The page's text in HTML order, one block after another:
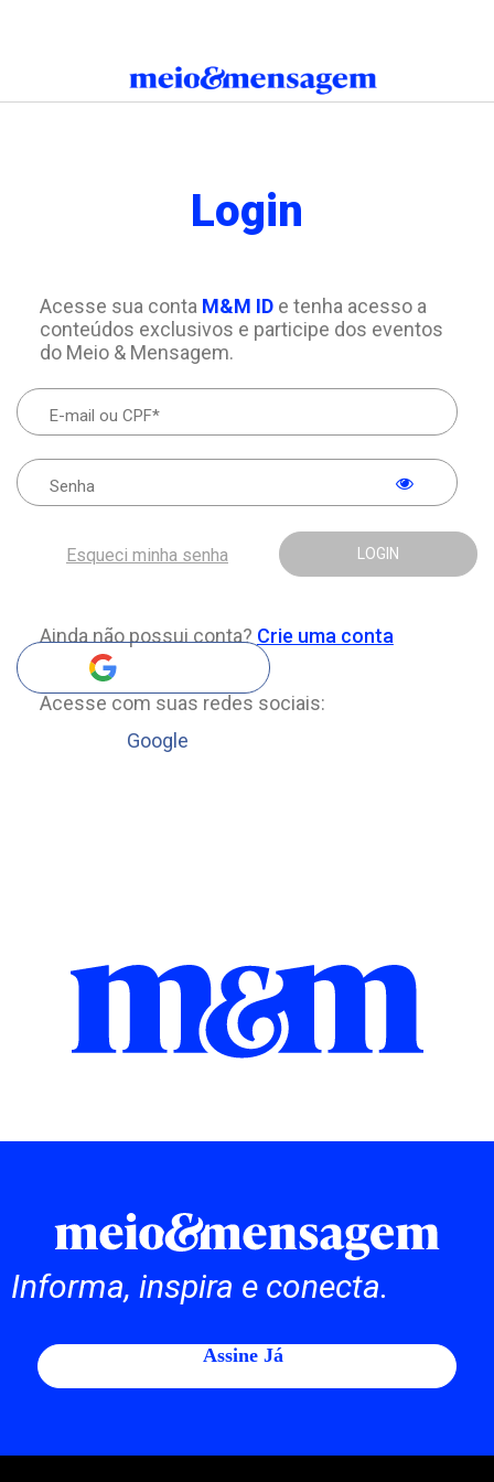
Login
Acesse sua conta M&M IDe tenha acesso a
conteúdos exclusivos e participe dos eventos
do Meio & Mensagem.
LOGIN
Esqueci minha senha
Ainda não possui conta? Crie uma conta
Acesse com suas redes sociais:
Google
Informa, inspira e conecta.
Assine Já